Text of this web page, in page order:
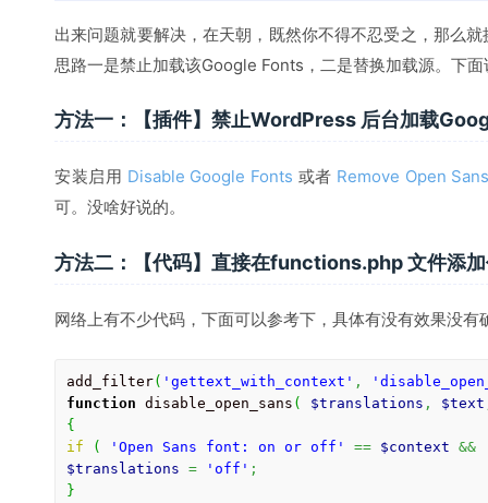
出来问题就要解决，在天朝，既然你不得不忍受之，那么
思路一是禁止加载该Google Fonts，二是替换加载源。下面
方法一：【插件】禁止WordPress 后台加载
安装启用 Disable Google Fonts 或者 Remove Open
可。没啥好说的。
方法二：【代码】直接在functions.php 文件添
网络上有不少代码，下面可以参考下，具体有没有效果没有
add_filter( 'gettext_with_context' ,
function disable_open_sans ( $translations , $text
{
if
( 'Open Sans font: on or off' == $context &&
$translations = 'off' ;
}